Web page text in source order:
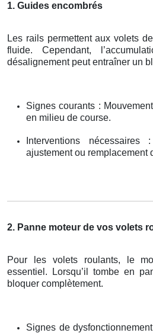
1. Guides encombrés
Les rails permettent aux volets
fluide. Cependant,
désalignement peut entraîner un
Signes courants :
en milieu de course.
Interventions nécessaires
ajustement ou remplacement
2. Panne moteur de vos volets
Pour les volets roulants, le
essentiel. Lorsqu’il tombe en
bloquer complètement.
Signes de